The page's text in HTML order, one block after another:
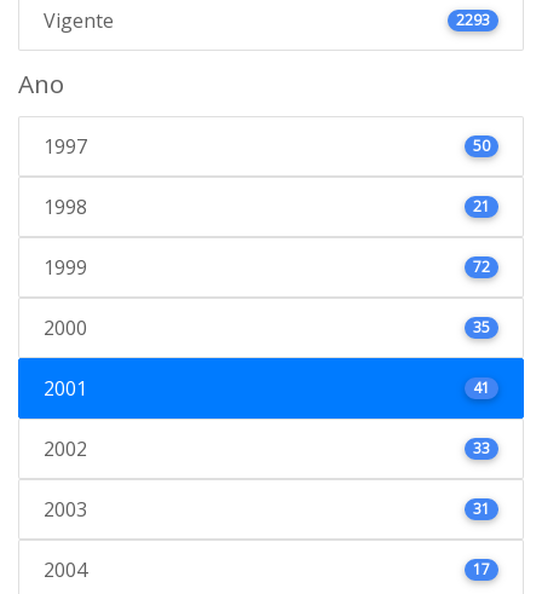
Vigente 2293
Ano
1997 50
1998 21
1999 72
2000 35
2001 41
2002 33
2003 31
2004 17